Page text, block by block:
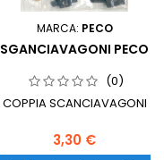
MARCA: PECO
SGANCIAVAGONI PECO
(0)
COPPIA SCANCIAVAGONI
3,30 €